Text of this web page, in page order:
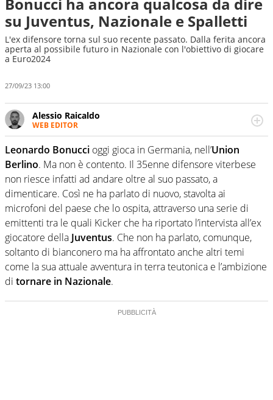
su Juventus, Nazionale e Spalletti
L'ex difensore torna sul suo recente passato. Dalla ferita ancora
aperta al possibile futuro in Nazionale con l'obiettivo di giocare
a Euro2024
27/09/23 13:00
Alessio Raicaldo
WEB EDITOR
Un figlio che si chiama Diego e la tesi di laurea sugli stadi
di proprietà in Italia. Il calcio quale filo conduttore
irrinunciabile tra passione e professione. Per Virgilio
Sport indaga, approfondisce e scandaglia l'universo
mondo dello sport per antonomasia
Leonardo Bonucci oggi gioca in Germania, nell’Union
Berlino. Ma non è contento. Il 35enne difensore viterbese
non riesce infatti ad andare oltre al suo passato, a
dimenticare. Così ne ha parlato di nuovo, stavolta ai
microfoni del paese che lo ospita, attraverso una serie di
emittenti tra le quali Kicker che ha riportato l’intervista all’ex
giocatore della Juventus. Che non ha parlato, comunque,
soltanto di bianconero ma ha affrontato anche altri temi
come la sua attuale avventura in terra teutonica e l’ambizione
di tornare in Nazionale.